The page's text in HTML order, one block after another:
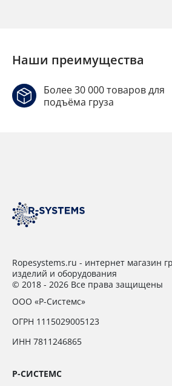
Наши преимущества
Более 30 000 товаров для
подъёма груза
Ropesystems.ru - интернет магазин
изделий и оборудования
© 2018 - 2026 Все права защищены
ООО «Р-Системс»
ОГРН 1115029005123
ИНН 7811246865
Р-СИСТЕМС